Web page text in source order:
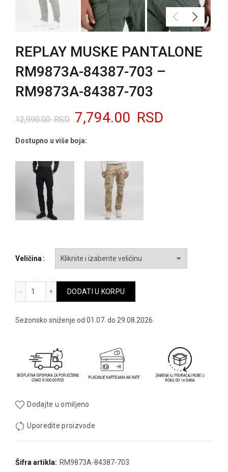
REPLAY MUSKE PANTALONE
RM9873A-84387-703 –
RM9873A-84387-703
12,990.00RSD Originalna
cena
je
12,990.00 RSD.
7,794.00 RSD
Dostupno u više boja:
Veličina
Replay muske pantalone rm9873a-84387-703 - rm9873a-
DODATI U KORPU
Sezonsko sniženje od 01.07. do 29.08.2026.
Dodajte u omiljeno
Uporedite proizvode
Šifra artikla: RM9873A-84387-703